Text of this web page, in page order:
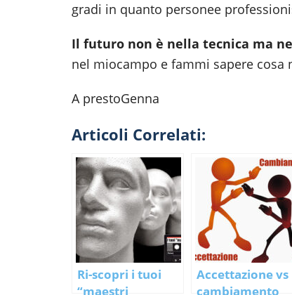
gradi in quanto personee
Il futuro non è nella tecnica ma
nel miocampo e fammi sapere
A prestoGenna
Articoli Correlati:
Ri-scopri i tuoi
“maestri
Accettazione vs
cambiamento